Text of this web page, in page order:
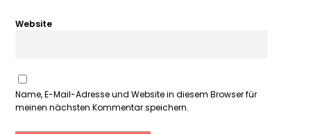
Website
Name, E-Mail-Adresse und Website in diesem Browser für
meinen nächsten Kommentar speichern.